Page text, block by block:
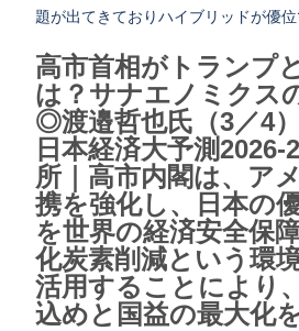
題が出てきておりハイブリッドが優
高市首相がトランプ
は？サナエノミクス
◎渡邉哲也氏（3／4
日本経済大予測2026-
所｜高市内閣は、ア
携を強化し、日本の
を世界の経済安全保
化炭素削減という環
活用することにより
込めと国益の最大化